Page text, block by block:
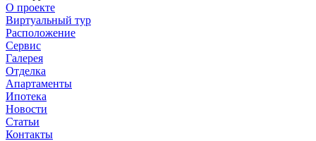
О проекте
Виртуальный тур
Расположение
Сервис
Галерея
Отделка
Апартаменты
Ипотека
Новости
Статьи
Контакты